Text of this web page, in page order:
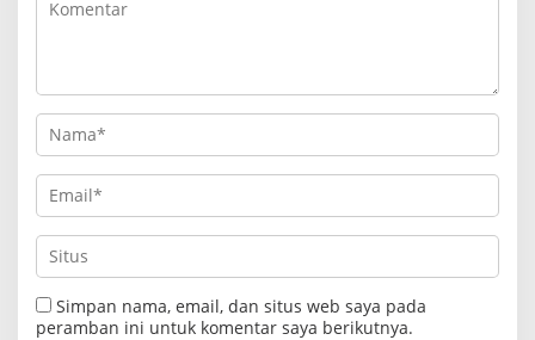
Simpan nama, email, dan situs web saya pada
peramban ini untuk komentar saya berikutnya.